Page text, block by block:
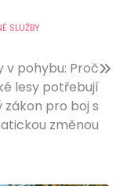
SLUŽBY
v pohybu: Proč
lesy potřebují
zákon pro boj s
změnou